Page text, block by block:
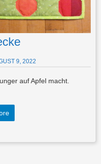
9, 2022
auf Apfel macht.